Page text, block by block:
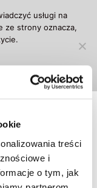
treści
i
o tym, jak
\ Koronawirus \
usługi na
ze strony oznacza,